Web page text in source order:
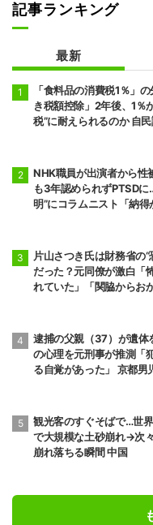
記事ランキング
最新
「食料品の消費税1％」
き税額控除」2年後、1％
税”に耐えられるのか 自
NHK職員が出演者から
も3年認められずPTSDに
明”にコラムニスト「納
片山さつき氏は財務省の“
だった？元同僚が激白「
れていた」「関脇からお
逮捕の父親（37）が遺体
の心理を元刑事が推測「
る自覚があった」 京都男
観光客のすぐそばで…世界
で大規模な土砂崩れ→次
崩れ落ちる瞬間 中国